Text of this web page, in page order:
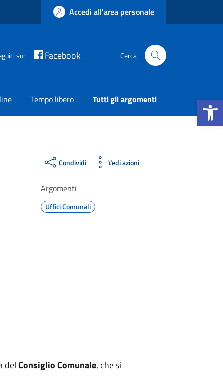
Accedi all'area personale
su: Facebook Cerca
Tempo libero Tutti gli argomenti
Condividi Vedi azioni
Argomenti
Uffici Comunali
delConsiglio Comunale, che si
Apri la